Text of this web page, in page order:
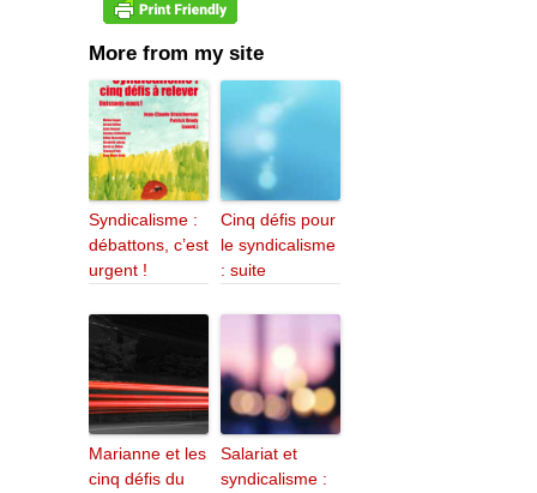
More from my site
Syndicalisme :
débattons, c’est
urgent !
Cinq défis pour
le syndicalisme
: suite
Marianne et les
cinq défis du
Salariat et
syndicalisme :